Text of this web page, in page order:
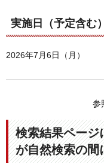
実施日（予定含む）
2026年7月6日（月）
参
検索結果ページ
が自然検索の間